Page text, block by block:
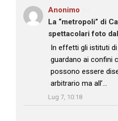
Anonimo
La “metropoli” di
spettacolari foto
: “
In effetti gli istituti
guardano ai confini
possono essere
arbitrario ma all’…
Lug 7, 10:18